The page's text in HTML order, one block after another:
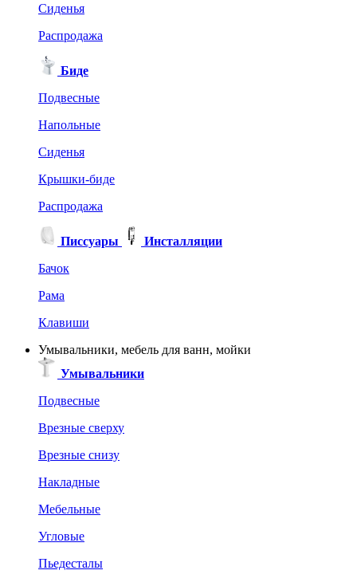
Сиденья
Распродажа
Биде
Подвесные
Напольные
Сиденья
Крышки-биде
Распродажа
Писсуары
Инсталляции
Бачок
Рама
Клавиши
Умывальники, мебель для ванн, мойки
Умывальники
Подвесные
Врезные сверху
Врезные снизу
Накладные
Мебельные
Угловые
Пьедесталы